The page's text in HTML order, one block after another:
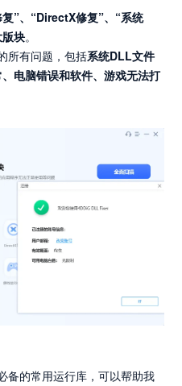
”、“DirectX修复”、“系统
块。
所有问题，包括系统DLL文件
电脑错误和软件、游戏无法打
备的常用运行库，可以帮助我